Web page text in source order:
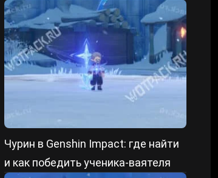
форме и уменьшенном состоянии
Чурин в Genshin Impact: где найти
и как победить ученика-ваятеля